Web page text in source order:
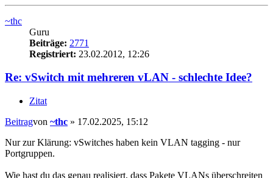
~thc
Guru
Beiträge: 2771
Registriert: 23.02.2012, 12:26
Re: vSwitch mit mehreren vLAN - schlechte Idee?
Zitat
Beitragvon ~thc » 17.02.2025, 15:12
Nur zur Klärung: vSwitches haben kein VLAN tagging - nur
Portgruppen.
Wie hast du das genau realisiert, dass Pakete VLANs überschreiten